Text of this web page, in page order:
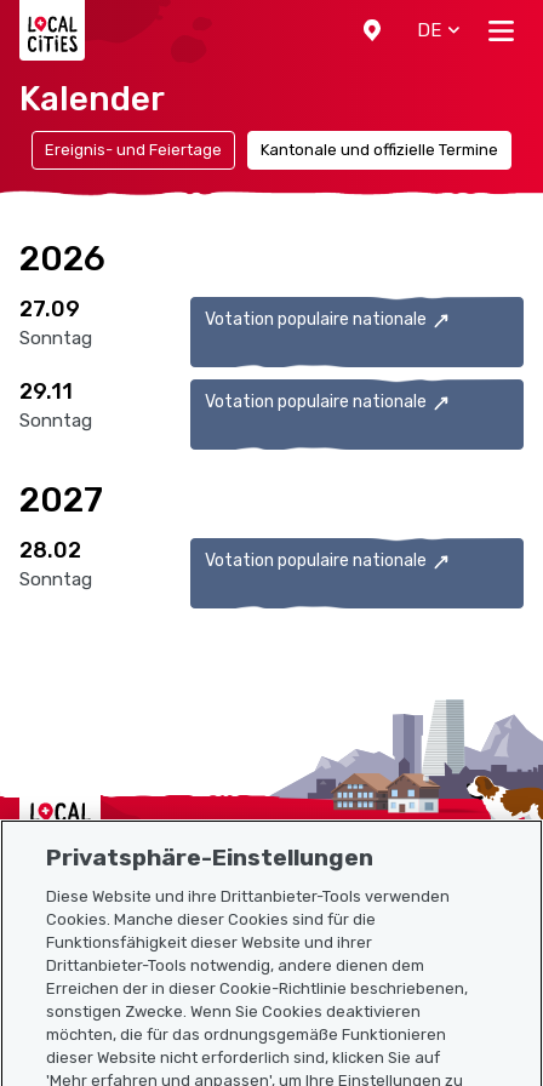
DE
Kalender
Ereignis- und Feiertage Kantonale und offizielle Termine
2026
27.09
Sonntag
Votation populaire nationale
29.11
Sonntag
Votation populaire nationale
2027
28.02
Sonntag
Votation populaire nationale
Localcities
Sitemap
Nützliche Links
Privatsphäre-Einstellungen
Diese Website und ihre Drittanbieter-Tools verwenden
Cookies. Manche dieser Cookies sind für die
Funktionsfähigkeit dieser Website und ihrer
Drittanbieter-Tools notwendig, andere dienen dem
Erreichen der in dieser Cookie-Richtlinie beschriebenen,
sonstigen Zwecke. Wenn Sie Cookies deaktivieren
möchten, die für das ordnungsgemäße Funktionieren
dieser Website nicht erforderlich sind, klicken Sie auf
'Mehr erfahren und anpassen', um Ihre Einstellungen zu